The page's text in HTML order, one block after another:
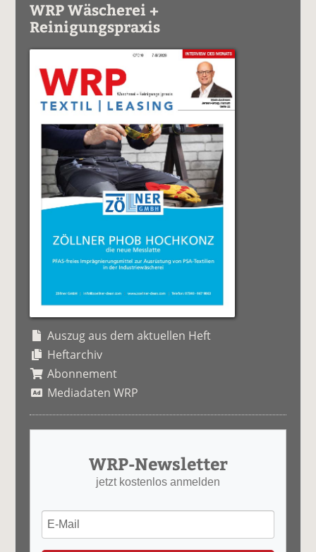
WRP Wäscherei +
Reinigungspraxis
Auszug aus dem aktuellen Heft
Heftarchiv
Abonnement
Mediadaten WRP
WRP-Newsletter
jetzt kostenlos anmelden